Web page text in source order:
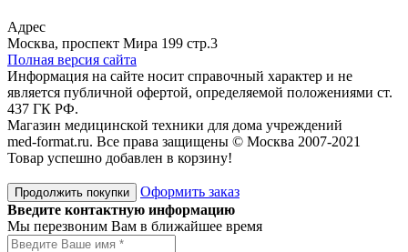
Адрес
Москва, проспект Мира 199 стр.3
Полная версия сайта
Информация на сайте носит справочный характер и не
является публичной офертой, определяемой положениями ст.
437 ГК РФ.
Магазин медицинской техники для дома учреждений
med-format.ru. Все права защищены © Москва 2007-2021
Товар успешно добавлен в корзину!
Продолжить покупки
Оформить заказ
Введите контактную информацию
Мы перезвоним Вам в ближайшее время